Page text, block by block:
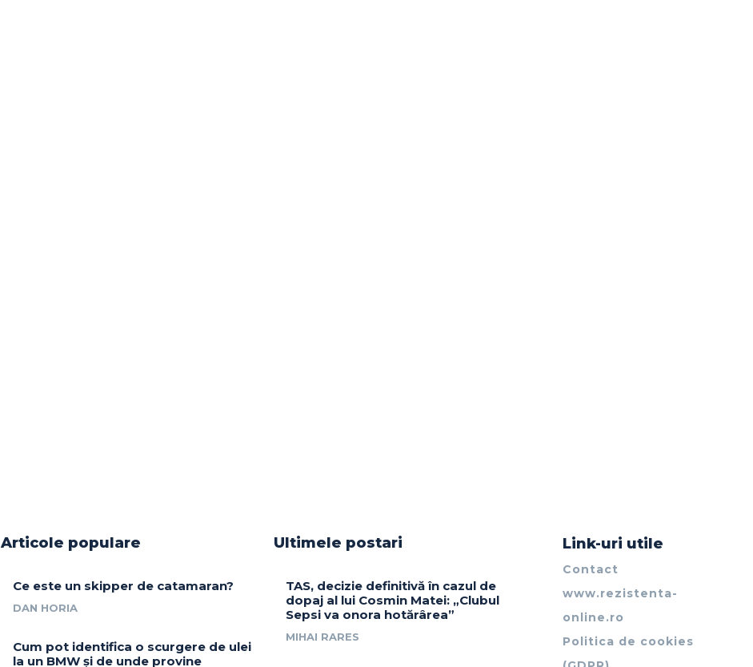
Articole populare
Ce este un skipper de catamaran?
DAN HORIA
Cum pot identifica o scurgere de ulei
la un BMW și de unde provine
Ultimele postari
TAS, decizie definitivă în cazul de
dopaj al lui Cosmin Matei: „Clubul
Sepsi va onora hotărârea”
MIHAI RARES
Link-uri utile
Contact
www.rezistenta-
online.ro
Politica de cookies